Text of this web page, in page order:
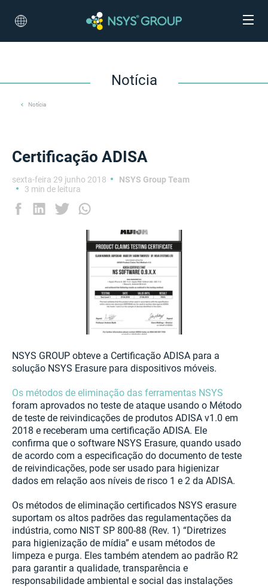
Notícia
Notícia
Certificação ADISA
sexta-feira 29 junho 2018
NSYS Group Team
3 min de leitura
NSYS GROUP obteve a Certificação ADISA para a
solução NSYS Erasure para dispositivos móveis.
Os métodos de eliminação das ferramentas NSYS
foram aprovados no teste de ataque usando o Método
de teste de reivindicações de produtos ADISA v1.0 em
2018 e receberam uma certificação ADISA. Ele
confirma que o software NSYS Erasure, quando usado
de acordo com a especificação do documento de teste
de reivindicações, pode ser usado para higienizar
dados em relação aos níveis de risco 1 e 2 da ADISA.
Os métodos de eliminação certificados NSYS erasure
suportam os altos padrões das regulamentações da
indústria, como NIST SP 800-88 (Rev. 1) “Diretrizes
para higienização de mídia” e usam métodos de
limpeza e purga. Eles também atendem ao padrão R2
para garantir a qualidade, transparência e
responsabilidade ambiental e social das instalações